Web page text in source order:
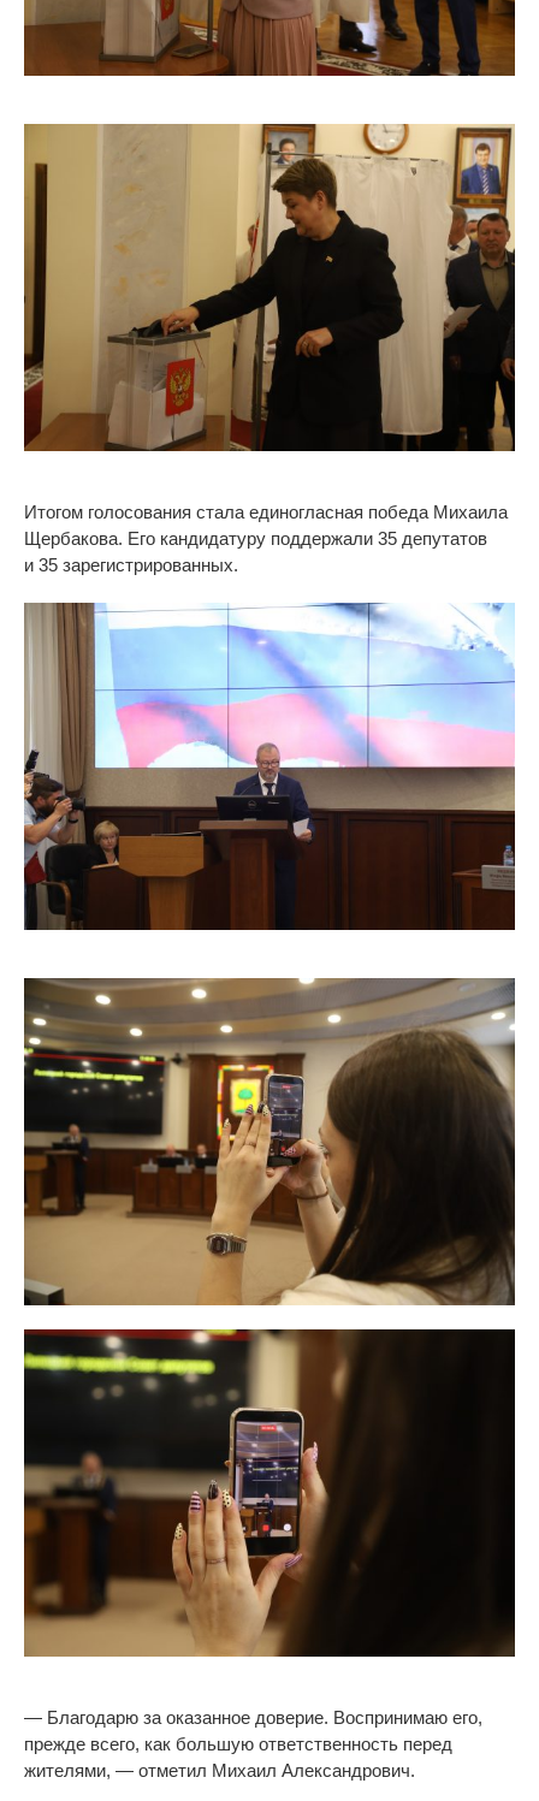
Итогом голосования стала единогласная победа Михаила
Щербакова. Его кандидатуру поддержали 35 депутатов
и 35 зарегистрированных.
— Благодарю за оказанное доверие. Воспринимаю его,
прежде всего, как большую ответственность перед
жителями, — отметил Михаил Александрович.